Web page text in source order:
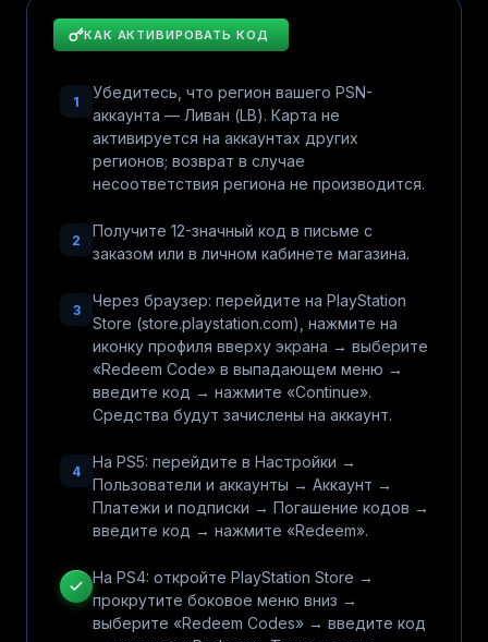
КАК АКТИВИРОВАТЬ КОД
1
Убедитесь, что регион вашего PSN-
аккаунта — Ливан (LB). Карта не
активируется на аккаунтах других
регионов; возврат в случае
несоответствия региона не производится.
2
Получите 12-значный код в письме с
заказом или в личном кабинете магазина.
3
Через браузер: перейдите на PlayStation
Store (store.playstation.com), нажмите на
иконку профиля вверху экрана → выберите
«Redeem Code» в выпадающем меню →
введите код → нажмите «Continue».
Средства будут зачислены на аккаунт.
4
На PS5: перейдите в Настройки →
Пользователи и аккаунты → Аккаунт →
Платежи и подписки → Погашение кодов →
введите код → нажмите «Redeem».
На PS4: откройте PlayStation Store →
прокрутите боковое меню вниз →
выберите «Redeem Codes» → введите код